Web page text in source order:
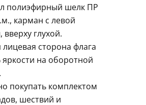
полиэфирный шелк ПР
карман с левой
вверху глухой.
лицевая сторона флага
яркости на оборотной
покупать комплектом
шествий и